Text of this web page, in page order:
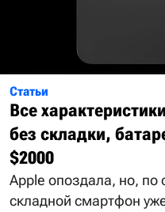
Статьи
Все
без складки,
$2000
Apple опоздала, но, по
складной смартфон